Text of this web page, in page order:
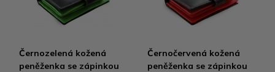
Černozelená kožená
peněženka se zápinkou
Černočervená kožená
peněženka se zápinkou